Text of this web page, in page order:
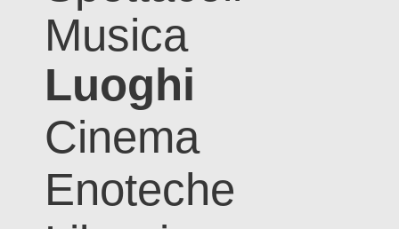
Musica
Luoghi
Cinema
Enoteche